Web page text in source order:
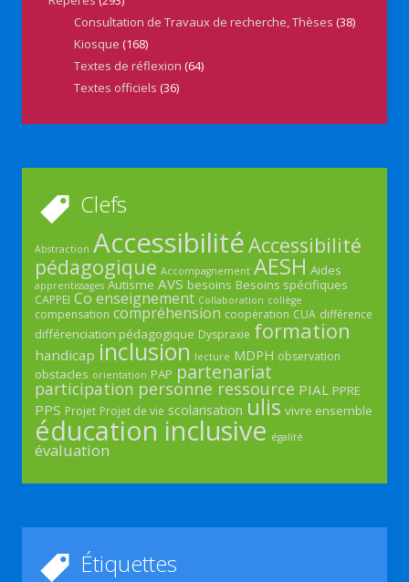
Consultation de Travaux de recherche, Thèses (38)
Kiosque (168)
Textes de réflexion (64)
Textes officiels (36)
Clefs
Abstraction AccessibilitéAccessibilité
pédagogique Accompagnement AESH Aides
apprentissages Autisme AVS besoins Besoins spécifiques
CAPPEI Co enseignement Collaboration collège
compensation compréhension coopération CUA différence
différenciation pédagogique Dyspraxie formation
handicap inclusion lecture MDPH observation
obstacles orientation PAP partenariat
participation personne ressource PIAL PPRE
PPS Projet Projet de vie scolarisation ulis vivre ensemble
éducation inclusive égalité
évaluation
Étiquettes